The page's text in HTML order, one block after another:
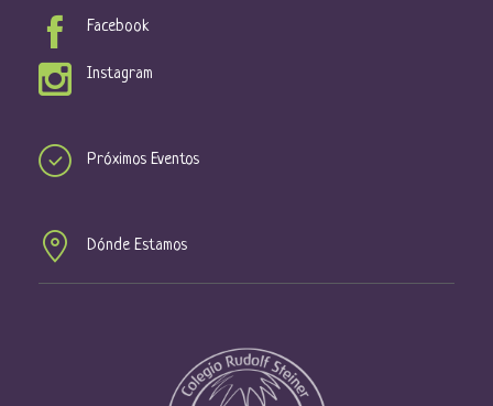
Facebook
Instagram
Próximos Eventos
Dónde Estamos